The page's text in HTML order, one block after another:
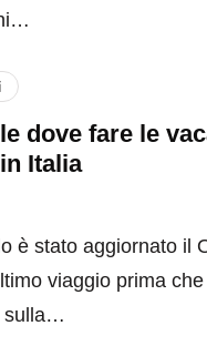
dove fare le
Italia
è stato aggiornato il
viaggio prima che
sulla…